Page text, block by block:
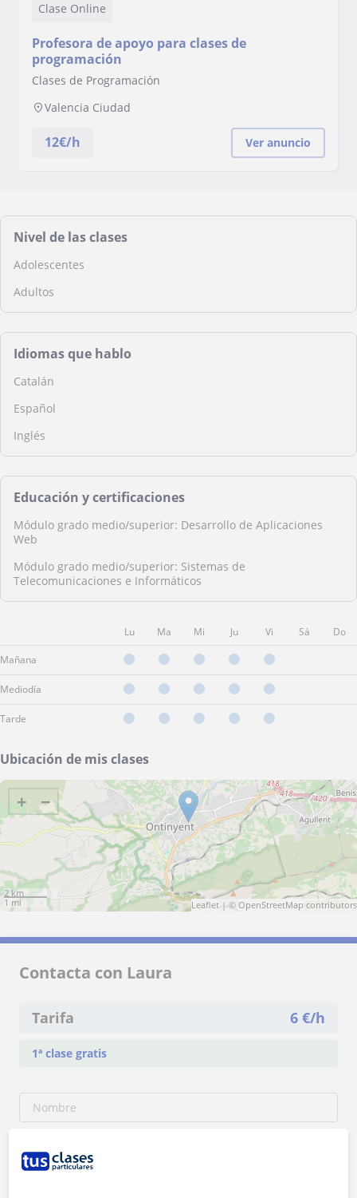
Clase Online
Profesora de apoyo para clases de
programación
Clases de Programación
Valencia Ciudad
12€/h Ver anuncio
Nivel de las clases
Adolescentes
Adultos
Idiomas que hablo
Catalán
Español
Inglés
Educación y certificaciones
Módulo grado medio/superior: Desarrollo de Aplicaciones
Web
Módulo grado medio/superior: Sistemas de
Telecomunicaciones e Informáticos
Lu Ma Mi Ju Vi Sá Do
Mañana
Mediodía
Tarde
Ubicación de mis clases
+ −
2 km
1 mi
Leaflet | © OpenStreetMap contributors
Contacta con Laura
Tarifa 6 €/h
1ª clase gratis